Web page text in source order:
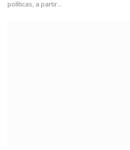
políticas, a partir...